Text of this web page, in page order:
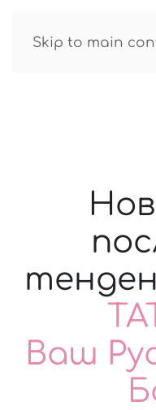
Skip to main
GUIDE
Ваш